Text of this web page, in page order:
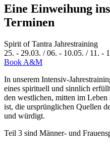
Eine Einweihung
Terminen
Spirit of Tantra Jahrestraining
25. - 29.03. /06. - 10.05. / 11. -
Book A&M
In unserem Intensiv-
eines spirituell und sinnlich
den westlichen, mitten im Leben
ist, die ursprünglichen Quellen
und würdigt.
Teil 3 sind Männer- und